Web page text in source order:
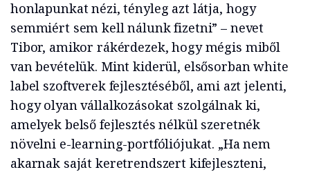
honlapunkat nézi, tényleg azt látja, hogy
semmiért sem kell nálunk fizetni” – nevet
Tibor, amikor rákérdezek, hogy mégis miből
van bevételük. Mint kiderül, elsősorban white
label szoftverek fejlesztéséből, ami azt jelenti,
hogy olyan vállalkozásokat szolgálnak ki,
amelyek belső fejlesztés nélkül szeretnék
növelni e-learning-portfóliójukat. „Ha nem
akarnak saját keretrendszert kifejleszteni,